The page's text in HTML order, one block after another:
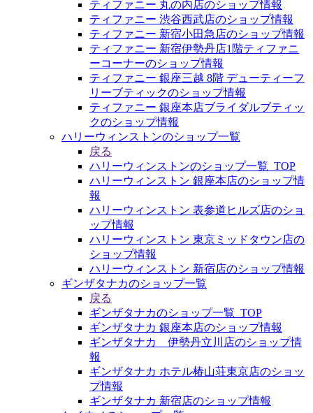
ティファニー 丸の内店のショップ情報
ティファニー 渋谷西武店のショップ情報
ティファニー 新宿小田急店のショップ情報
ティファニー 新宿伊勢丹店1階ティファニ
ーコーナーのショップ情報
ティファニー 銀座三越 8階 デューティーフ
リーブティックのショップ情報
ティファニー 銀座本店ブライダルブティッ
クのショップ情報
ハリーウィンストンのショップ一覧
戻る
ハリーウィンストンのショップ一覧_TOP
ハリーウィンストン 銀座本店のショップ情
報
ハリーウィンストン 表参道ヒルズ店のショ
ップ情報
ハリーウィンストン 東京ミッドタウン店の
ショップ情報
ハリーウィンストン 新宿店のショップ情報
ギンザタナカのショップ一覧
戻る
ギンザタナカのショップ一覧_TOP
ギンザタナカ 銀座本店のショップ情報
ギンザタナカ 伊勢丹立川店のショップ情
報
ギンザタナカ ホテル椿山荘東京店のショッ
プ情報
ギンザタナカ 新宿店のショップ情報